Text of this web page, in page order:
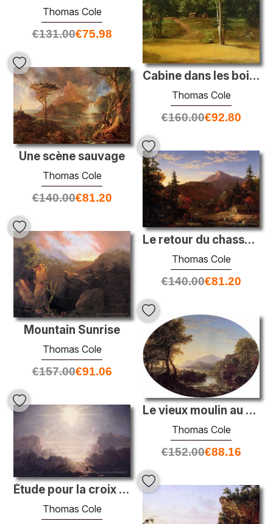
Cabine dans les bois, North Conway, New Hampshire
Thomas Cole
€160.00€92.80
Thomas Cole
€131.00€75.98
Une scène sauvage
Thomas Cole
€140.00€81.20
Le retour du chasseur
Thomas Cole
€140.00€81.20
Mountain Sunrise
Thomas Cole
€157.00€91.06
Le vieux moulin au coucher du soleil
Thomas Cole
€152.00€88.16
Étude pour la croix et le monde
Thomas Cole